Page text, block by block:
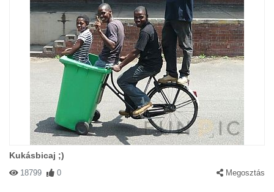
Kukásbicaj ;)
18799 0 Megosztás